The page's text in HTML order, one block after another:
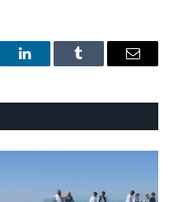
LinkedInTumblr Email